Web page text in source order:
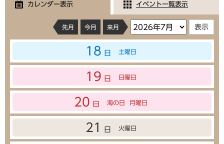
カレンダー表示 イベント一覧表示
先月 今月 来月
18 日 土曜日
19 日 日曜日
20 日 海の日 月曜日
21 日 火曜日